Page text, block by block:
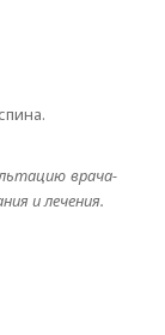
врача-
и лечения.